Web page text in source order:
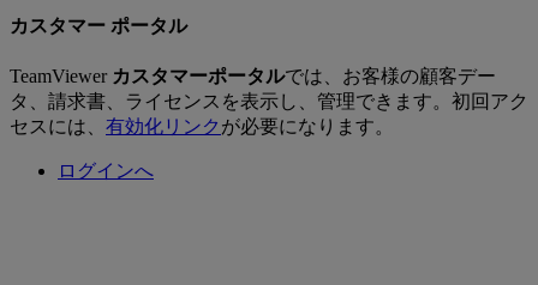
カスタマー ポータル
TeamViewer カスタマーポータルでは、お客様の顧客デー
タ、請求書、ライセンスを表示し、管理できます。初回アク
セスには、 有効化リンク が必要になります。
ログインへ